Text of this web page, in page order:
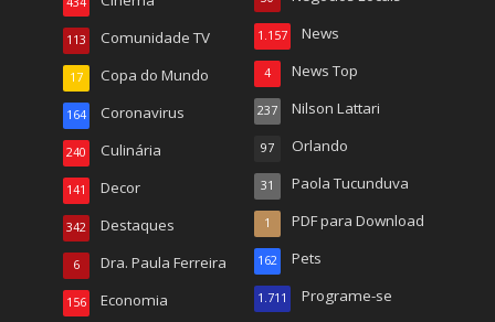
Comunidade TV
113
Copa do Mundo
17
Coronavirus
164
Culinária
240
Decor
141
Destaques
342
Dra. Paula Ferreira
6
Economia
156
News
1.157
News Top
4
Nilson Lattari
237
Orlando
97
Paola Tucunduva
31
PDF para Download
1
Pets
162
Programe-se
1.711